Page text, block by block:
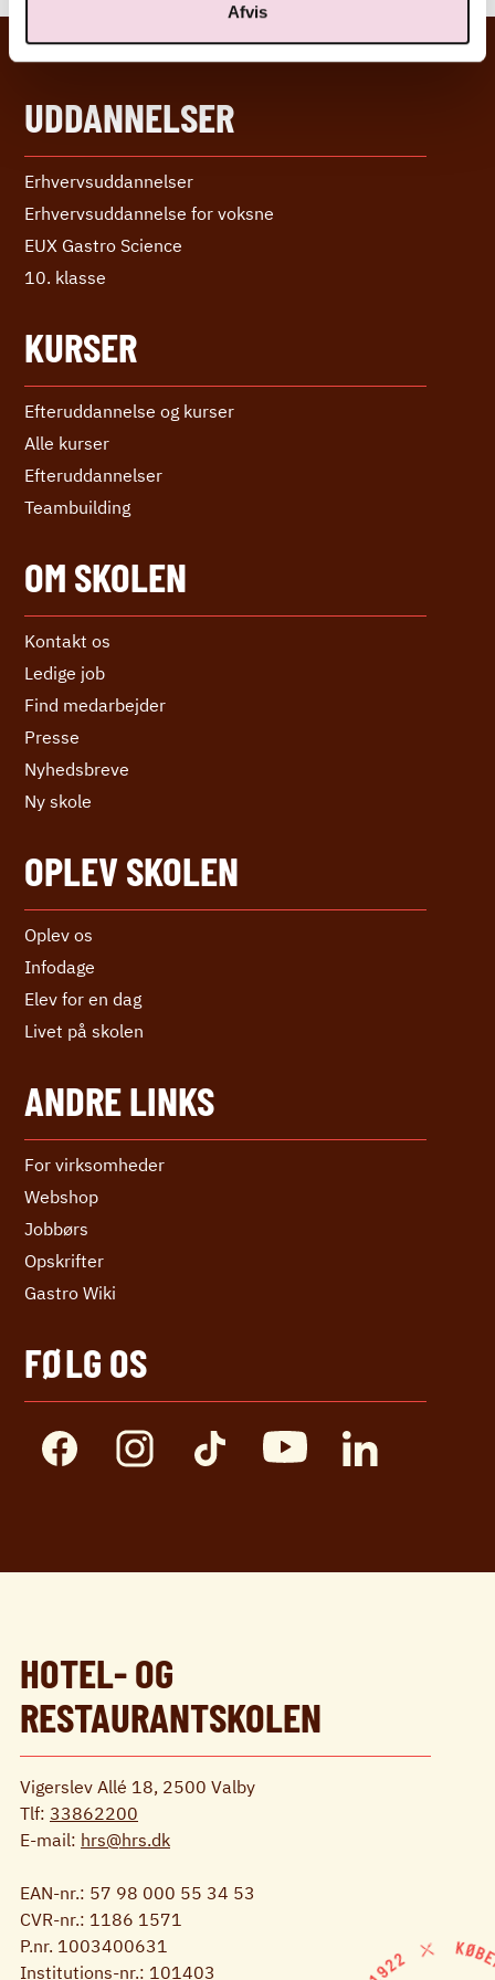
Afvis
UDDANNELSER
Erhvervs­uddannelser
Erhvervs­uddannelse ­for voksne
EUX Gastro Science
10. klasse
KURSER
Efteruddannelse og kurser
Alle kurser
Efter­uddannelser
Teambuilding
OM SKOLEN
Kontakt os
Ledige job
Find medarbejder
Presse
Nyhedsbreve
Ny skole
OPLEV SKOLEN
Oplev os
Infodage
Elev for en dag
Livet på skolen
ANDRE LINKS
For virksomheder
Webshop
Jobbørs
Opskrifter
Gastro Wiki
FØLG OS
HOTEL- OG
RESTAURANTSKOLEN
Vigerslev Allé 18, 2500 Valby
Tlf: 33862200
E-mail: hrs@hrs.dk
EAN-nr.: 57 98 000 55 34 53
CVR-nr.: 1186 1571
P.nr. 1003400631
Institutions-nr.: 101403